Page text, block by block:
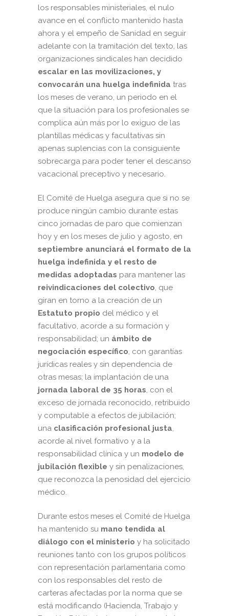
los responsables ministeriales, el nulo
avance en el conflicto mantenido hasta
ahora y el empeño de Sanidad en seguir
adelante con la tramitación del texto, las
organizaciones sindicales han decidido
escalar en las movilizaciones, y
convocarán una huelga indefinida tras
los meses de verano, un periodo en el
que la situación para los profesionales se
complica aún más por lo exiguo de las
plantillas médicas y facultativas sin
apenas suplencias con la consiguiente
sobrecarga para poder tener el descanso
vacacional preceptivo y necesario.
El Comité de Huelga asegura que si no se
produce ningún cambio durante estas
cinco jornadas de paro que comienzan
hoy y en los meses de julio y agosto, en
septiembre anunciará el formato de la
huelga indefinida y el resto de
medidas adoptadas para mantener las
reivindicaciones del colectivo, que
giran en torno a la creación de un
Estatuto propio del médico y el
facultativo, acorde a su formación y
responsabilidad; un ámbito de
negociación específico, con garantías
jurídicas reales y sin dependencia de
otras mesas; la implantación de una
jornada laboral de 35 horas, con el
exceso de jornada reconocido, retribuido
y computable a efectos de jubilación;
una clasificación profesional justa,
acorde al nivel formativo y a la
responsabilidad clínica y un modelo de
jubilación flexible y sin penalizaciones,
que reconozca la penosidad del ejercicio
médico.
Durante estos meses el Comité de Huelga
ha mantenido su mano tendida al
diálogo con el ministerio y ha solicitado
reuniones tanto con los grupos políticos
con representación parlamentaria como
con los responsables del resto de
carteras afectadas por la norma que se
está modificando (Hacienda, Trabajo y